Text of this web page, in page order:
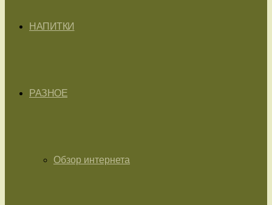
НАПИТКИ
РАЗНОЕ
Обзор интернета